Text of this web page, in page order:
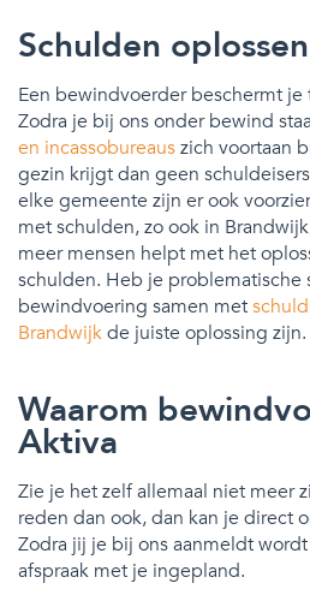
Schulden
Een bewindvoerder beschermt je
Zodra je bij ons onder bewind
en incassobureauszich voortaan
gezin krijgt dan geen
elke gemeente zijn er ook
met schulden, zo ook in
meer mensen helpt met het
schulden. Heb je problematische
bewindvoering samen met
Brandwijkde juiste oplossing zijn.
Waarom
Aktiva
Zie je het zelf allemaal niet meer
reden dan ook, dan kan je direct
Zodra jij je bij ons aanmeldt
afspraak met je ingepland.